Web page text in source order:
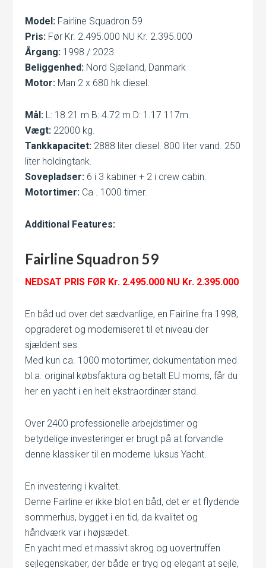
Model: Fairline Squadron 59
Pris: Før Kr. 2.495.000 NU Kr. 2.395.000
Årgang: 1998 / 2023
Beliggenhed: Nord Sjælland, Danmark
Motor: Man 2 x 680 hk diesel.
Mål: L: 18.21 m B: 4.72 m D: 1.17 117m.
Vægt: 22000 kg.
Tankkapacitet: 2888 liter diesel. 800 liter vand. 250
liter holdingtank.
Sovepladser: 6 i 3 kabiner + 2 i crew cabin.
Motortimer: Ca . 1000 timer.
Additional Features:
Fairline Squadron 59
NEDSAT PRIS FØR Kr. 2.495.000 NU Kr. 2.395.000
En båd ud over det sædvanlige, en Fairline fra 1998,
opgraderet og moderniseret til et niveau der
sjældent ses.
Med kun ca. 1000 motortimer, dokumentation med
bl.a. original købsfaktura og betalt EU moms, får du
her en yacht i en helt ekstraordinær stand.
Over 2400 professionelle arbejdstimer og
betydelige investeringer er brugt på at forvandle
denne klassiker til en moderne luksus Yacht.
En investering i kvalitet.
Denne Fairline er ikke blot en båd, det er et flydende
sommerhus, bygget i en tid, da kvalitet og
håndværk var i højsædet.
En yacht med et massivt skrog og uovertruffen
sejlegenskaber, der både er tryg og elegant at sejle,